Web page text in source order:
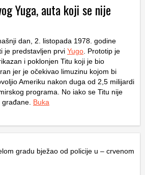
Yuga, auta koji se nije
dan, 2. listopada 1978. godine
je predstavljen prvi Yugo. Prototip je
i poklonjen Titu koji je bio
jer je očekivao limuzinu kojom bi
Ameriku nakon duga od 2,5 milijardi
programa. No iako se Titu nije
građane. Buka
gradu bježao od policije u – crvenom